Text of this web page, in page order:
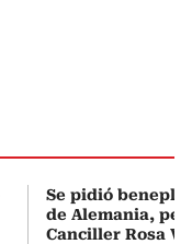
Se pidió
de Alemania,
Canciller Rosa